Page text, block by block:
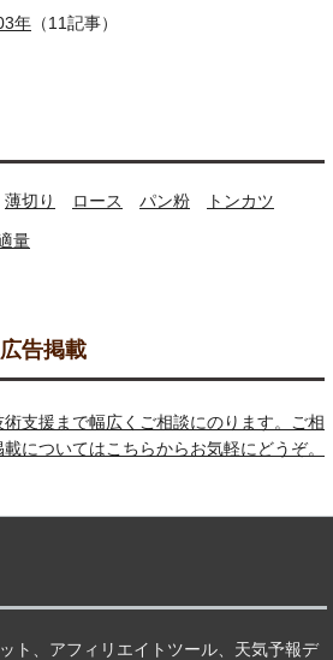
年 （11記事）
薄切り ロース パン粉 トンカツ
量
告掲載
支援まで幅広くご相談にのります。ご相
についてはこちらからお気軽にどうぞ。
ト、アフィリエイトツール、天気予報デ